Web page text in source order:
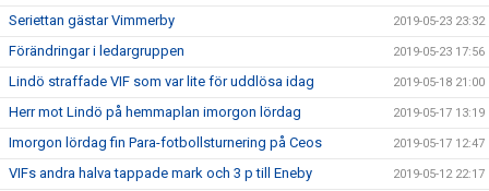
Seriettan gästar Vimmerby 2019-05-23 23:32
Förändringar i ledargruppen 2019-05-23 17:56
Lindö straffade VIF som var lite för uddlösa idag 2019-05-18 21:00
Herr mot Lindö på hemmaplan imorgon lördag 2019-05-17 13:19
Imorgon lördag fin Para-fotbollsturnering på Ceos 2019-05-17 12:47
VIFs andra halva tappade mark och 3 p till Eneby 2019-05-12 22:17